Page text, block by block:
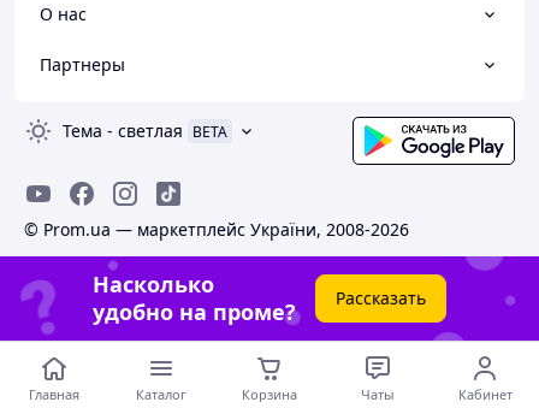
О нас
Партнеры
Тема - светлая BETA
© Prom.ua — маркетплейс України, 2008-2026
Насколько
удобно на проме?
Рассказать
Главная Каталог Корзина Чаты Кабинет